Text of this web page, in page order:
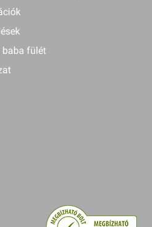
baba fülét